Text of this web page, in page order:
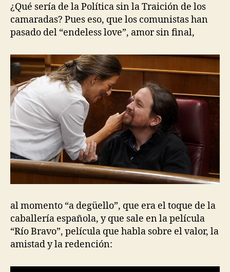
¿Qué sería de la Política sin la Traición de los
camaradas? Pues eso, que los comunistas han
pasado del “endeless love”, amor sin final,
al momento “a degüello”, que era el toque de la
caballería española, y que sale en la película
“Río Bravo”, película que habla sobre el valor, la
amistad y la redención: